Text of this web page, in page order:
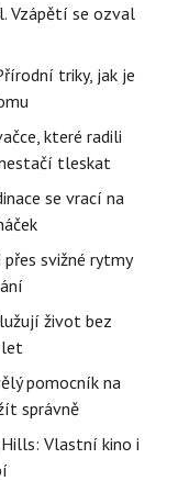
Vzápětí se ozval
triky, jak je
které radili
tleskat
se vrací na
svižné rytmy
život bez
let
pomocník na
správně
Vlastní kino i